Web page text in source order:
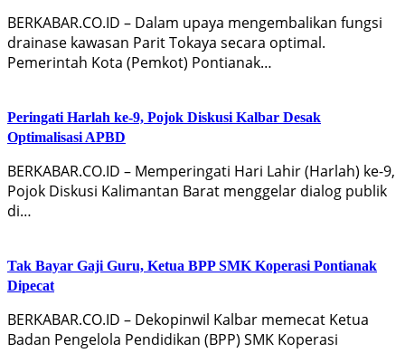
BERKABAR.CO.ID – Dalam upaya mengembalikan fungsi
drainase kawasan Parit Tokaya secara optimal.
Pemerintah Kota (Pemkot) Pontianak…
Peringati Harlah ke-9, Pojok Diskusi Kalbar Desak
Optimalisasi APBD
BERKABAR.CO.ID – Memperingati Hari Lahir (Harlah) ke-9,
Pojok Diskusi Kalimantan Barat menggelar dialog publik
di…
Tak Bayar Gaji Guru, Ketua BPP SMK Koperasi Pontianak
Dipecat
BERKABAR.CO.ID – Dekopinwil Kalbar memecat Ketua
Badan Pengelola Pendidikan (BPP) SMK Koperasi